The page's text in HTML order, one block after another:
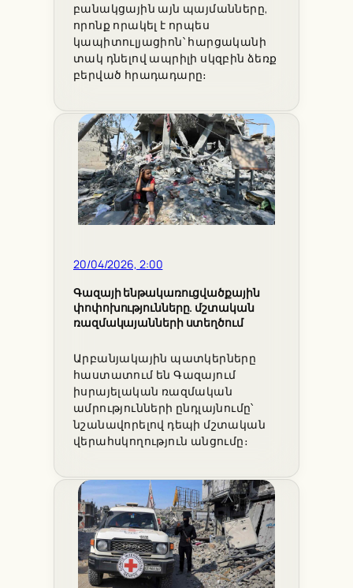
բանակցային այն պայմանները,
որոնք որակել է որպես
կապիտուլյացիոն՝ հարցականի
տակ դնելով ապրիլի սկզբին ձեռք
բերված հրադադարը։
20/04/2026, 2:00
Գազայի ենթակառուցվածքային
փոփոխությունները. մշտական
ռազմակայանների ստեղծում
Արբանյակային պատկերները
հաստատում են Գազայում
իսրայելական ռազմական
ամրությունների ընդլայնումը՝
նշանավորելով դեպի մշտական
վերահսկողություն անցումը։